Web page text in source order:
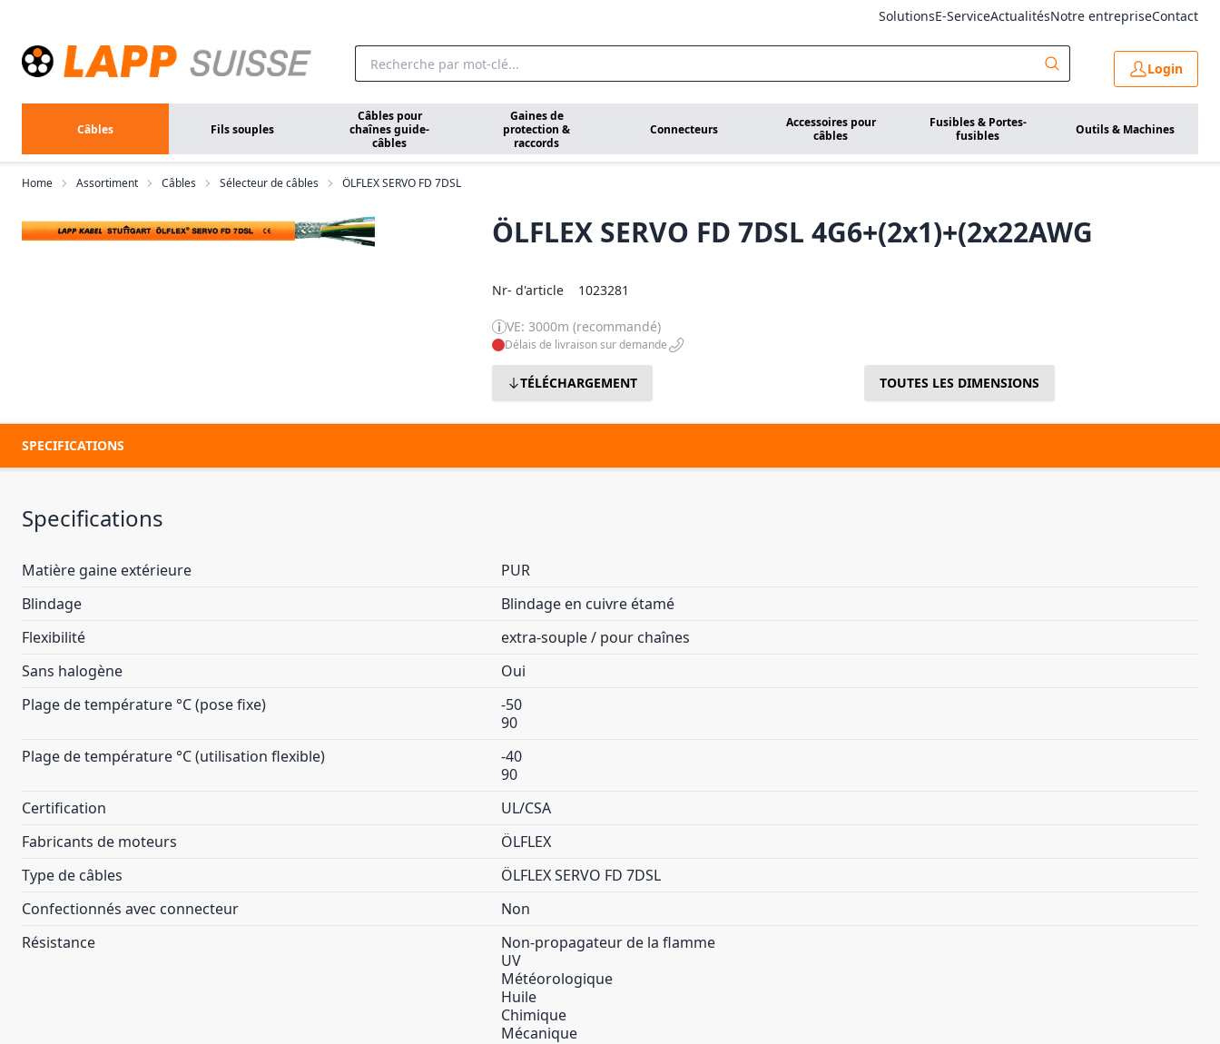
SolutionsE-ServiceActualitésNotre entrepriseContact
Login
Câbles Fils souples
Câbles pour
chaînes guide-
câbles
Gaines de
protection &
raccords
Connecteurs
Accessoires pour
câbles
Fusibles & Portes-
fusibles
Outils & Machines
Home Assortiment Câbles Sélecteur de câbles ÖLFLEX SERVO FD 7DSL
ÖLFLEX SERVO FD 7DSL 4G6+(2x1)+(2x22AWG
Nr- d'article 1023281
VE: 3000m (recommandé)
Délais de livraison sur demande
TÉLÉCHARGEMENT TOUTES LES DIMENSIONS
SPECIFICATIONS
Specifications
Matière gaine extérieure
PUR
Blindage
Blindage en cuivre étamé
Flexibilité
extra-souple / pour chaînes
Sans halogène
Oui
Plage de température °C (pose fixe)
-50
90
Plage de température °C (utilisation flexible)
-40
90
Certification
UL/CSA
Fabricants de moteurs
ÖLFLEX
Type de câbles
ÖLFLEX SERVO FD 7DSL
Confectionnés avec connecteur
Non
Résistance
Non-propagateur de la flamme
UV
Météorologique
Huile
Chimique
Mécanique